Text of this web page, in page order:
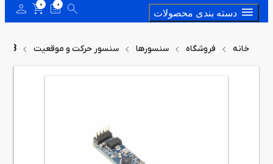
دسته بندی محصولات
0
0
خانه فروشگاه سنسورها سنسور حرکت و موقعیت